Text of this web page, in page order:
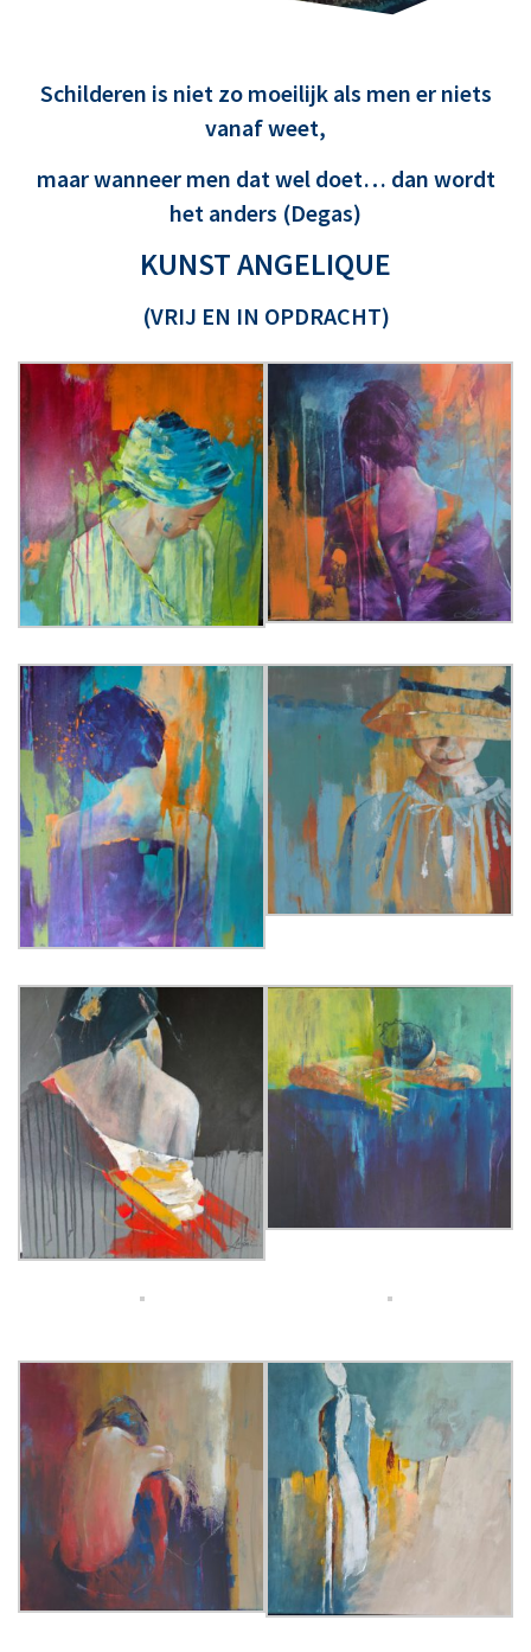
Schilderen is niet zo moeilijk als men er niets
vanaf weet,
maar wanneer men dat wel doet… dan wordt
het anders (Degas)
KUNST ANGELIQUE
(VRIJ EN IN OPDRACHT)